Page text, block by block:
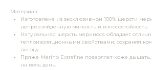
Материал:
Изготовлена из эксклюзивной 100% шерсти
непревзойденную мягкость и износостойкость.
Натуральная шерсть мериноса обладает
теплоизоляционными свойствами, сохраняя
погоду.
Пряжа Merino Extrafine позволяет коже
на весь день.